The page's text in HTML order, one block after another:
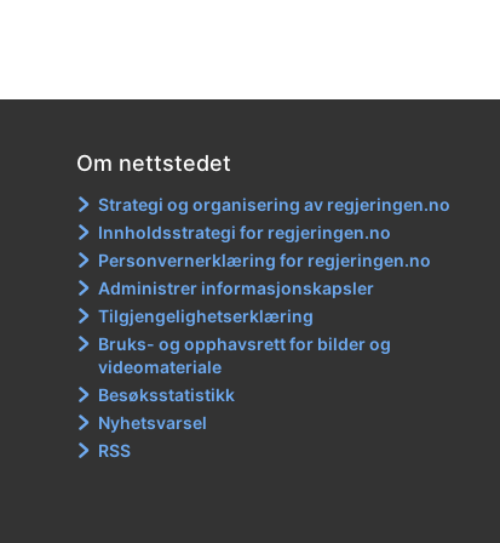
Om nettstedet
Strategi og organisering av regjeringen.no
Innholdsstrategi for regjeringen.no
Personvernerklæring for regjeringen.no
Administrer informasjonskapsler
Tilgjengelighetserklæring
Bruks- og opphavsrett for bilder og
videomateriale
Besøksstatistikk
Nyhetsvarsel
RSS